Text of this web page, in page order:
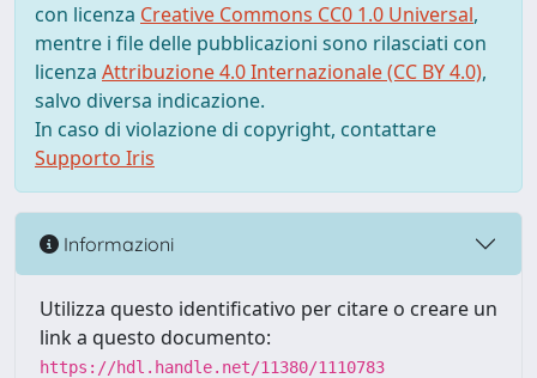
con licenza Creative Commons CC0 1.0 Universal,
mentre i file delle pubblicazioni sono rilasciati con
licenza Attribuzione 4.0 Internazionale (CC BY 4.0),
salvo diversa indicazione.
In caso di violazione di copyright, contattare
Supporto Iris
Informazioni
Utilizza questo identificativo per citare o creare un
link a questo documento:
https://hdl.handle.net/11380/1110783